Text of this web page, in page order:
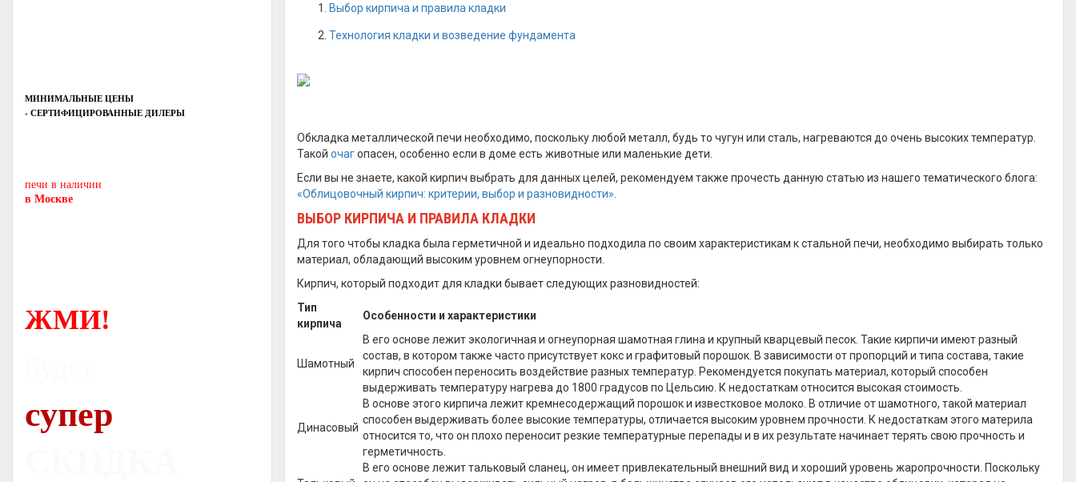
МИНИМАЛЬНЫЕ ЦЕНЫ
- СЕРТИФИЦИРОВАННЫЕ ДИЛЕРЫ
печи в наличии
в Москве
ЖМИ!
супер
Выбор кирпича и правила кладки
Технология кладки и возведение фундамента
Обкладка металлической печи необходимо, поскольку любой металл, будь то чугун или сталь, нагреваются до очень высоких температур.
Такой очагопасен, особенно если в доме есть животные или маленькие дети.
Если вы не знаете, какой кирпич выбрать для данных целей, рекомендуем также прочесть данную статью из нашего тематического блога:
«Облицовочный кирпич: критерии, выбор и разновидности»
ВЫБОР КИРПИЧА И ПРАВИЛА КЛАДКИ
Для того чтобы кладка была герметичной и идеально подходила по своим характеристикам к стальной печи, необходимо выбирать только
материал, обладающий высоким уровнем огнеупорности.
Кирпич, который подходит для кладки бывает следующих разновидностей:
Тип
кирпича
Особенности и характеристики
Шамотный
В его основе лежит экологичная и огнеупорная шамотная глина и крупный кварцевый песок. Такие кирпичи имеют разный
состав, в котором также часто присутствует кокс и графитовый порошок. В зависимости от пропорций и типа состава, такие
кирпич способен переносить воздействие разных температур. Рекомендуется покупать материал, который способен
выдерживать температуру нагрева до 1800 градусов по Цельсию. К недостаткам относится высокая стоимость.
Динасовый
В основе этого кирпича лежит кремнесодержащий порошок и известковое молоко. В отличие от шамотного, такой материал
способен выдерживать более высокие температуры, отличается высоким уровнем прочности. К недостаткам этого материла
относится то, что он плохо переносит резкие температурные перепады и в их результате начинает терять свою прочность и
герметичность.
В его основе лежит тальковый сланец, он имеет привлекательный внешний вид и хороший уровень жаропрочности. Поскольку